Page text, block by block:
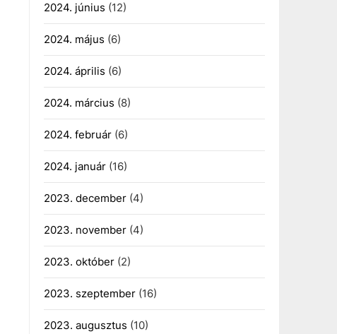
2024. június (12)
2024. május (6)
2024. április (6)
2024. március (8)
2024. február(6)
2024. január(16)
2023. december(4)
2023. november(4)
2023. október(2)
2023. szeptember(16)
2023. augusztus (10)